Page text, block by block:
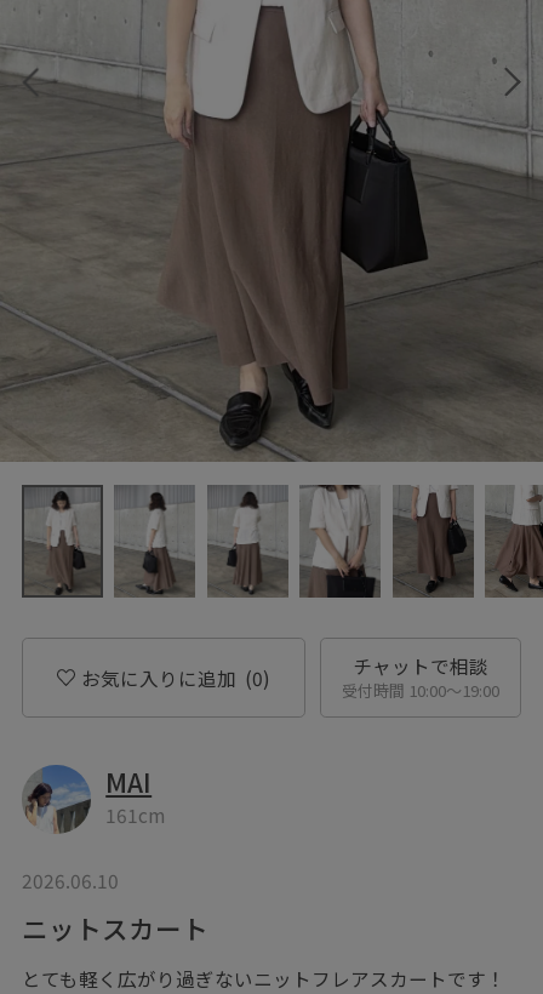
お気に入りに追加 (0) チャットで相談
受付時間 10:00〜19:00
MAI
161cm
2026.06.10
ニットスカート
とても軽く広がり過ぎないニットフレアスカートです！